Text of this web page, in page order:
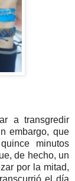
a transgredir
embargo, que
minutos
de hecho, un
por la mitad,
el día